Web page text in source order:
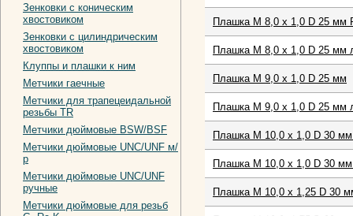
Зенковки с коническим
хвостовиком
Зенковки с цилиндрическим
хвостовиком
Клуппы и плашки к ним
Метчики гаечные
Метчики для трапецеидальной
резьбы TR
Метчики дюймовые BSW/BSF
Метчики дюймовые UNC/UNF м/
р
Метчики дюймовые UNC/UNF
ручные
Метчики дюймовые для резьб
Плашка М 8,0 х 1,0 D 25 мм
Плашка М 8,0 х 1,0 D 25 мм
Плашка М 9,0 х 1,0 D 25 мм
Плашка М 9,0 х 1,0 D 25 мм
Плашка М 10,0 х 1,0 D 30
Плашка М 10,0 х 1,0 D 30
Плашка М 10,0 х 1,25 D 30